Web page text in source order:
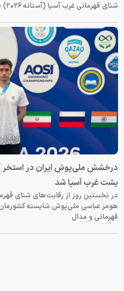
شنای قهرمانی غرب آسیا (آستانه ۲۰۲۶) با ثبت زمان ۲۵.۶۷ ثانیه در جایگاه نخست قرار
پشت غرب آسیا شد
قهرمانی و مدال